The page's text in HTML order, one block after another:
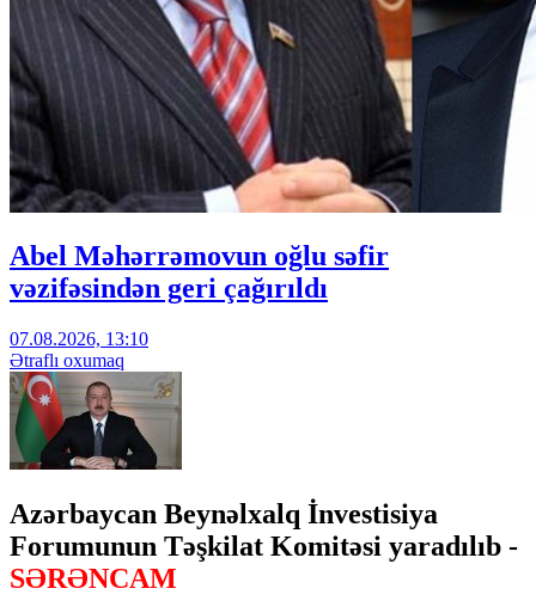
Abel Məhərrəmovun oğlu səfir
vəzifəsindən geri çağırıldı
07.08.2026, 13:10
Ətraflı oxumaq
Azərbaycan Beynəlxalq İnvestisiya
Forumunun Təşkilat Komitəsi yaradılıb -
SƏRƏNCAM